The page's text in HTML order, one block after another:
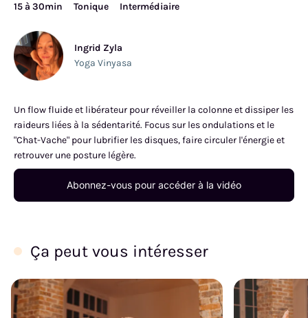
15 à 30min Tonique Intermédiaire
Ingrid Zyla
Yoga Vinyasa
Un flow fluide et libérateur pour réveiller la colonne et dissiper les
raideurs liées à la sédentarité. Focus sur les ondulations et le
"Chat-Vache" pour lubrifier les disques, faire circuler l'énergie et
retrouver une posture légère.
Abonnez-vous pour accéder à la vidéo
Ça peut vous intéresser